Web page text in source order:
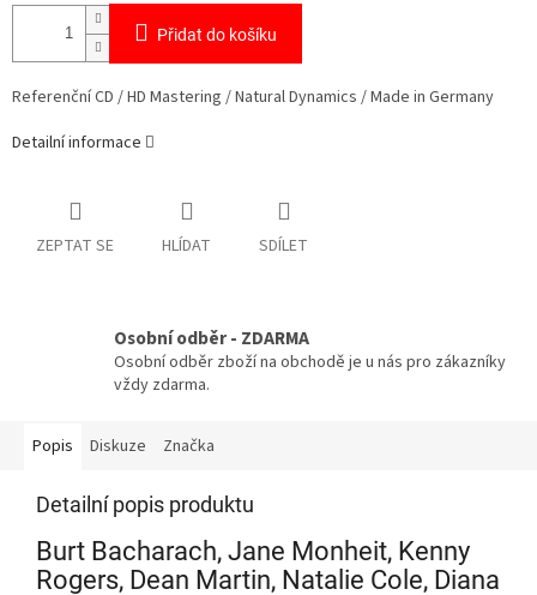
Přidat do košíku
Referenční CD / HD Mastering / Natural Dynamics / Made in Germany
Detailní informace
ZEPTAT SE HLÍDAT SDÍLET
Osobní odběr - ZDARMA
Osobní odběr zboží na obchodě je u nás pro zákazníky
vždy zdarma.
Popis Diskuze Značka
Detailní popis produktu
Burt Bacharach, Jane Monheit, Kenny
Rogers, Dean Martin, Natalie Cole, Diana